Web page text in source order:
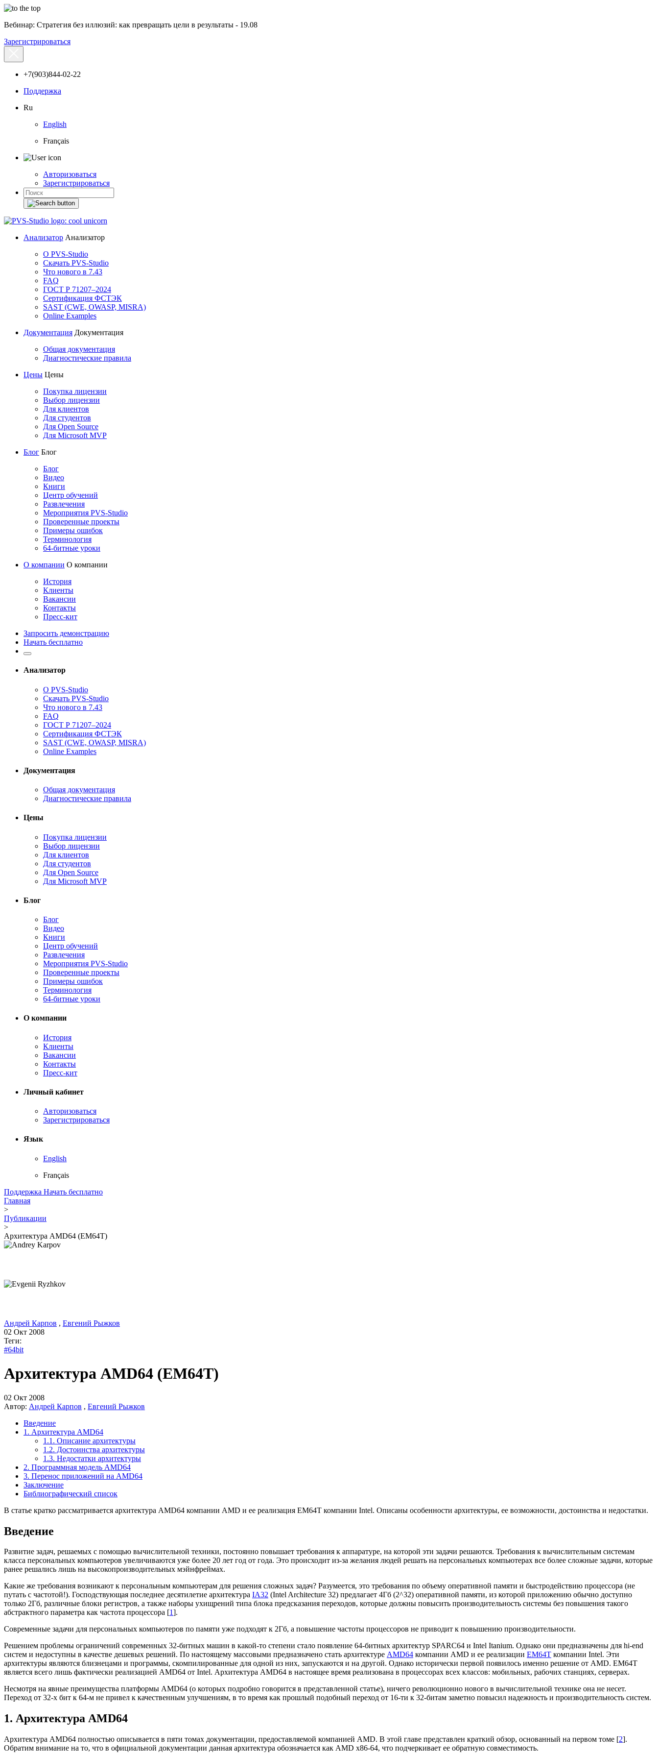
Вебинар: Стратегия без иллюзий: как превращать цели в результаты - 19.08
Зарегистрироваться
+7(903)844-02-22
Поддержка
Ru
English
Français
Авторизоваться
Зарегистрироваться
Анализатор Анализатор
О PVS-Studio
Скачать PVS-Studio
Что нового в 7.43
FAQ
ГОСТ Р 71207–2024
Сертификация ФСТЭК
SAST (CWE, OWASP, MISRA)
Online Examples
Документация Документация
Общая документация
Диагностические правила
Цены Цены
Покупка лицензии
Выбор лицензии
Для клиентов
Для студентов
Для Open Source
Для Microsoft MVP
Блог Блог
Блог
Видео
Книги
Центр обучений
Развлечения
Мероприятия PVS-Studio
Проверенные проекты
Примеры ошибок
Терминология
64-битные уроки
О компании О компании
История
Клиенты
Вакансии
Контакты
Пресс-кит
Запросить демонстрацию
Начать бесплатно
Анализатор
О PVS-Studio
Скачать PVS-Studio
Что нового в 7.43
FAQ
ГОСТ Р 71207–2024
Сертификация ФСТЭК
SAST (CWE, OWASP, MISRA)
Online Examples
Документация
Общая документация
Диагностические правила
Цены
Покупка лицензии
Выбор лицензии
Для клиентов
Для студентов
Для Open Source
Для Microsoft MVP
Блог
Блог
Видео
Книги
Центр обучений
Развлечения
Мероприятия PVS-Studio
Проверенные проекты
Примеры ошибок
Терминология
64-битные уроки
О компании
История
Клиенты
Вакансии
Контакты
Пресс-кит
Личный кабинет
Авторизоваться
Зарегистрироваться
Язык
English
Français
Поддержка Начать бесплатно
Главная
>
Публикации
>
Архитектура AMD64 (EM64T)
Андрей Карпов , Евгений Рыжков
02 Окт 2008
Теги:
#64bit
Архитектура AMD64 (EM64T)
02 Окт 2008
Автор: Андрей Карпов , Евгений Рыжков
Введение
1. Архитектура AMD64
1.1. Описание архитектуры
1.2. Достоинства архитектуры
1.3. Недостатки архитектуры
2. Программная модель AMD64
3. Перенос приложений на AMD64
Заключение
Библиографический список
В статье кратко рассматривается архитектура AMD64 компании AMD и ее реализация EM64T компании Intel. Описаны особенности архитектуры, ее возможности, достоинства и недостатки.
Введение
Развитие задач, решаемых с помощью вычислительной техники, постоянно повышает требования к аппаратуре, на которой эти задачи решаются. Требования к вычислительным системам
класса персональных компьютеров увеличиваются уже более 20 лет год от года. Это происходит из-за желания людей решать на персональных компьютерах все более сложные задачи, которые
ранее решались лишь на высокопроизводительных мэйнфреймах.
Какие же требования возникают к персональным компьютерам для решения сложных задач? Разумеется, это требования по объему оперативной памяти и быстродействию процессора (не
путать с частотой!). Господствующая последнее десятилетие архитектура IA32 (Intel Architecture 32) предлагает 4Гб (2^32) оперативной памяти, из которой приложению обычно доступно
только 2Гб, различные блоки регистров, а также наборы ухищрений типа блока предсказания переходов, которые должны повысить производительность системы без повышения такого
абстрактного параметра как частота процессора [1].
Современные задачи для персональных компьютеров по памяти уже подходят к 2Гб, а повышение частоты процессоров не приводит к повышению производительности.
Решением проблемы ограничений современных 32-битных машин в какой-то степени стало появление 64-битных архитектур SPARC64 и Intel Itanium. Однако они предназначены для hi-end
систем и недоступны в качестве дешевых решений. По настоящему массовыми предназначено стать архитектуре AMD64 компании AMD и ее реализации EM64T компании Intel. Эти
архитектуры являются близнецами и программы, скомпилированные для одной из них, запускаются и на другой. Однако исторически первой появилось именно решение от AMD. EM64T
является всего лишь фактически реализацией AMD64 от Intel. Архитектура AMD64 в настоящее время реализована в процессорах всех классов: мобильных, рабочих станциях, серверах.
Несмотря на явные преимущества платформы AMD64 (о которых подробно говорится в представленной статье), ничего революционно нового в вычислительной технике она не несет.
Переход от 32-х бит к 64-м не привел к качественным улучшениям, в то время как прошлый подобный переход от 16-ти к 32-битам заметно повысил надежность и производительность систем.
1. Архитектура AMD64
Архитектура AMD64 полностью описывается в пяти томах документации, предоставляемой компанией AMD. В этой главе представлен краткий обзор, основанный на первом томе [2].
Обратим внимание на то, что в официальной документации данная архитектура обозначается как AMD x86-64, что подчеркивает ее обратную совместимость.